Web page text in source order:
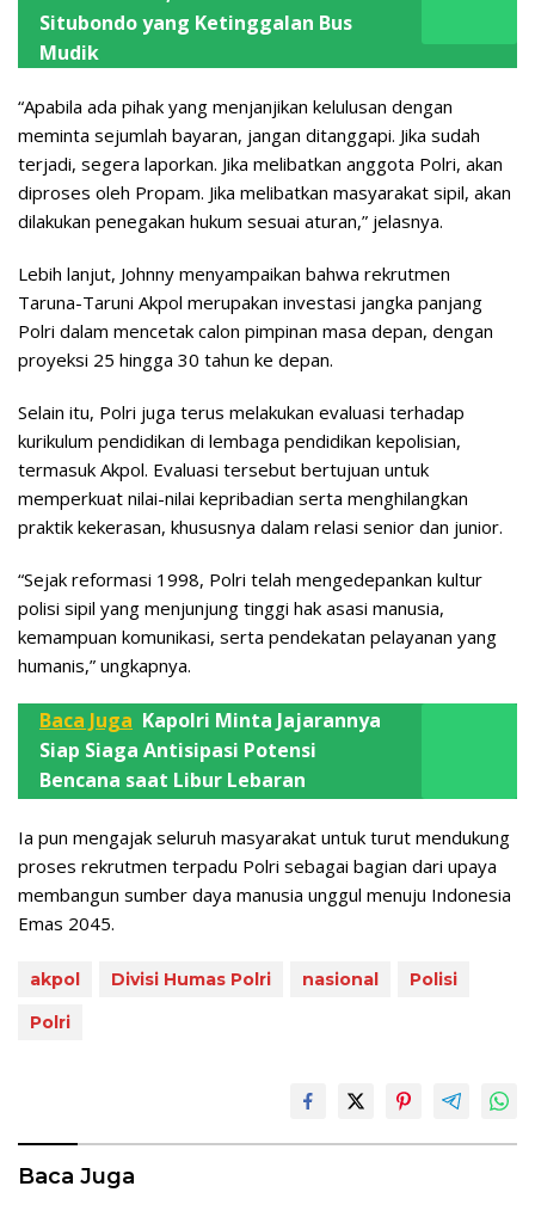
Situbondo yang Ketinggalan Bus
Mudik
“Apabila ada pihak yang menjanjikan kelulusan dengan
meminta sejumlah bayaran, jangan ditanggapi. Jika sudah
terjadi, segera laporkan. Jika melibatkan anggota Polri, akan
diproses oleh Propam. Jika melibatkan masyarakat sipil, akan
dilakukan penegakan hukum sesuai aturan,” jelasnya.
Lebih lanjut, Johnny menyampaikan bahwa rekrutmen
Taruna-Taruni Akpol merupakan investasi jangka panjang
Polri dalam mencetak calon pimpinan masa depan, dengan
proyeksi 25 hingga 30 tahun ke depan.
Selain itu, Polri juga terus melakukan evaluasi terhadap
kurikulum pendidikan di lembaga pendidikan kepolisian,
termasuk Akpol. Evaluasi tersebut bertujuan untuk
memperkuat nilai-nilai kepribadian serta menghilangkan
praktik kekerasan, khususnya dalam relasi senior dan junior.
“Sejak reformasi 1998, Polri telah mengedepankan kultur
polisi sipil yang menjunjung tinggi hak asasi manusia,
kemampuan komunikasi, serta pendekatan pelayanan yang
humanis,” ungkapnya.
Baca Juga Kapolri Minta Jajarannya
Siap Siaga Antisipasi Potensi
Bencana saat Libur Lebaran
Ia pun mengajak seluruh masyarakat untuk turut mendukung
proses rekrutmen terpadu Polri sebagai bagian dari upaya
membangun sumber daya manusia unggul menuju Indonesia
Emas 2045.
akpol Divisi Humas Polri nasional
Polisi
Polri
Baca Juga